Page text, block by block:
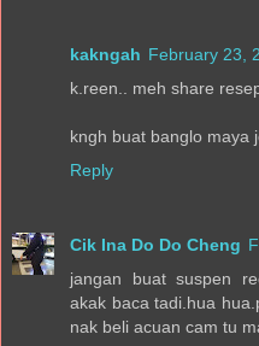
kakngah February 23,
k.reen.. meh share
kngh buat banglo maya
Reply
Cik Ina Do Do Cheng
jangan buat suspen
akak baca tadi.hua
nak beli acuan cam tu